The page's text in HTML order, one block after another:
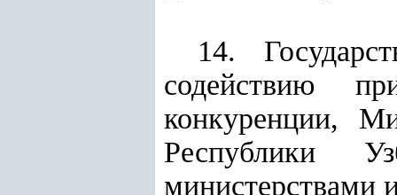
14.
содействию
конкуренции,
Республики
министерствами